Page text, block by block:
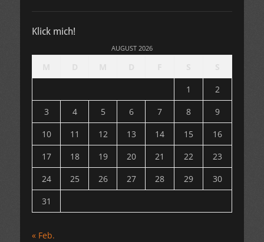
Klick mich!
AUGUST 2026
1
2
3
4 5 6 7 8
9
10
11 12 13 14 15
16
17
18 19 20 21 22
23
24
25 26 27 28 29
30
31
« Feb.